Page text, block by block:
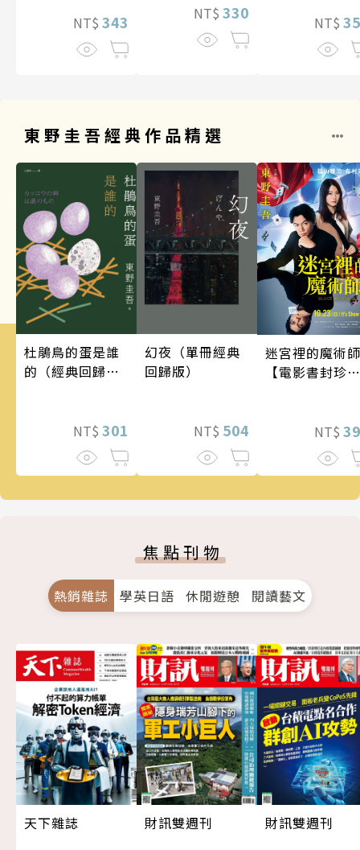
NT$ 343 NT$ 330
NT$
東野圭吾經典作品精選
杜鵑鳥的蛋是誰
的（經典回歸
NT$ 301
幻夜（單冊經典
回歸版）
NT$ 504
迷宮裡的魔術師
【電影書封珍藏
NT$
焦點刊物
熱銷雜誌 學英日語 休閒遊憩 閱讀藝文
天下雜誌
財訊雙週刊
財訊雙週刊